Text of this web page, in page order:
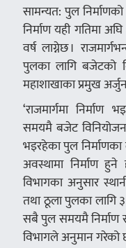
सामन्यत: पुल निर्माणको
निर्माण यही गतिमा
वर्ष लाग्नेछ ।
पुलका लागि
महाशाखाका प्रमुख
‘राजमार्गमा
समयमै बजेट
भइरहेका पुल निर्माणका
अवस्थामा निर्माण
विभागका अनुसार
तथा ठूला पुलका लागि
सबै पुल समयमै निर्माण
विभागले अनुमान गरेको